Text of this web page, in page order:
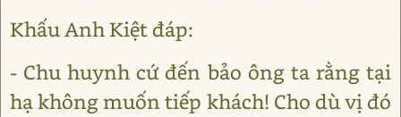
Khấu Anh Kiệt đáp:
- Chu huynh cứ đến bảo ông ta rằng tại
hạ không muốn tiếp khách! Cho dù vị đó